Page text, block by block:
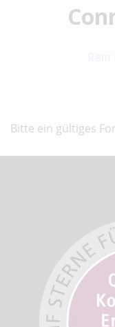
Bitte ein gültiges